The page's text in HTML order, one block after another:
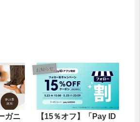
ガニ
お知らせ
【15％オフ】「Pay ID